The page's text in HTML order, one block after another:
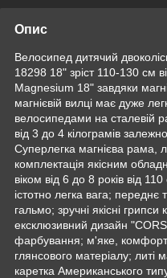
Опис
Велосипед дитячий
18298 18" зріст 110-130 см
Magnesium 18" завдяки
магнієвій вилці має дуже
велосипедами на сталевій
від 3 до 4 кілограмів
Суперлегка магнієва рама,
комплектація якісним
віком від 6 до 8 років від
істотно легка вага;
гальмо; зручні якісні
ексклюзивний дизайн
фарбування; м'яке,
глянсового матеріалу; литі
каретка Американського